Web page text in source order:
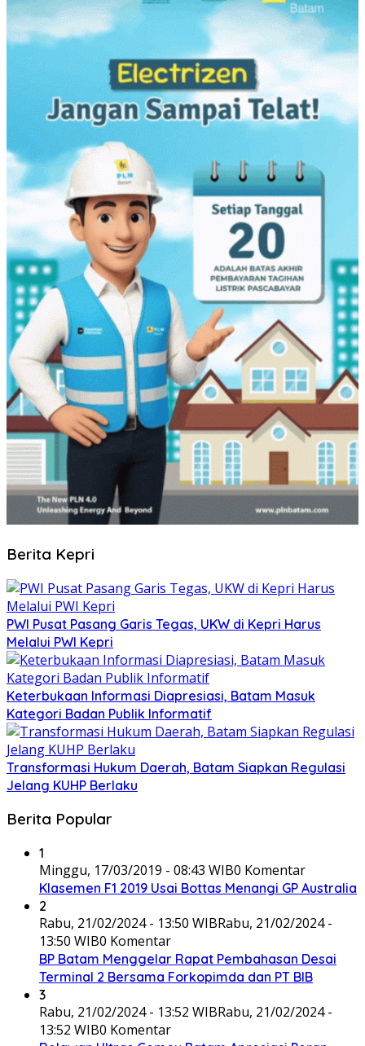
Berita Kepri
PWI Pusat Pasang Garis Tegas, UKW di Kepri Harus
Melalui PWI Kepri
Keterbukaan Informasi Diapresiasi, Batam Masuk
Kategori Badan Publik Informatif
Transformasi Hukum Daerah, Batam Siapkan Regulasi
Jelang KUHP Berlaku
Berita Popular
1
Minggu, 17/03/2019 - 08:43 WIB0 Komentar
Klasemen F1 2019 Usai Bottas Menangi GP Australia
2
Rabu, 21/02/2024 - 13:50 WIBRabu, 21/02/2024 -
13:50 WIB0 Komentar
BP Batam Menggelar Rapat Pembahasan Desai
Terminal 2 Bersama Forkopimda dan PT BIB
3
Rabu, 21/02/2024 - 13:52 WIBRabu, 21/02/2024 -
13:52 WIB0 Komentar